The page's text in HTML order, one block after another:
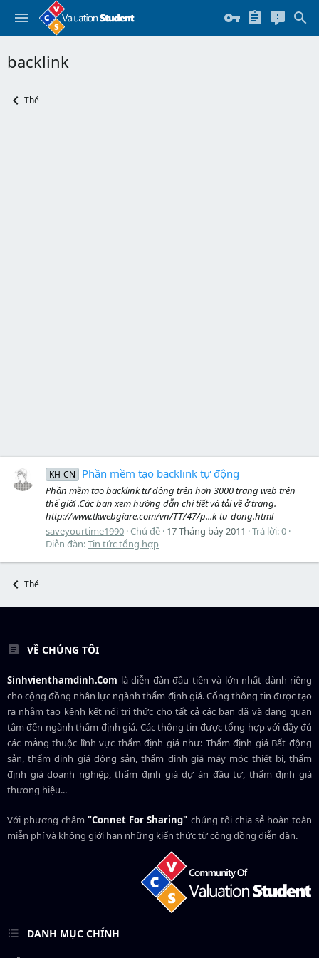
backlink
Thẻ
KH-CN Phần mềm tạo backlink tự động
Phần mềm tạo backlink tự động trên hơn 3000 trang web trên
thế giới .Các bạn xem hướng dẫn chi tiết và tải về ở trang.
http://www.tkwebgiare.com/vn/TT/47/p...k-tu-dong.html
saveyourtime1990 Chủ đề 17 Tháng bảy 2011
Trả lời: 0
Diễn đàn:Tin tức tổng hợp
Thẻ
VỀ CHÚNG TÔI
Sinhvienthamdinh.Com là diễn đàn đầu tiên và lớn nhất dành riêng
cho cộng đồng nhân lực ngànhthẩm định giá. Cổng thông tin được tạo
ra nhằm tạo kênh kết nối tri thức cho tất cả các bạn đã và đang quan
tâm đến ngành thẩm định giá. Các thông tin được tổng hợp với đầy đủ
các mảng thuộc lĩnh vực thẩm định giá như: Thẩm định giá Bất động
sản, thẩm định giá động sản, thẩm định giá máy móc thiết bị, thẩm
định giá doanh nghiệp, thẩm định giá dự án đầu tư, thẩm định giá
thương hiệu...
Với phương châm"Connet For Sharing" chúng tôi chia sẻ hoàn toàn
miễn phí và không giới hạn những kiến thức từ cộng đồng diễn đàn.
DANH MỤC CHÍNH